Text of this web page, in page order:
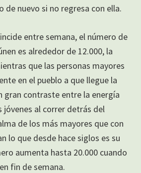
de nuevo si no regresa con ella.
entre semana, el número de
es alrededor de 12.000, la
que las personas mayores
en el pueblo a que llegue la
gran contraste entre la energía
jóvenes al correr detrás del
de los más mayores que con
lo que desde hace siglos es su
aumenta hasta 20.000 cuando
fin de semana.